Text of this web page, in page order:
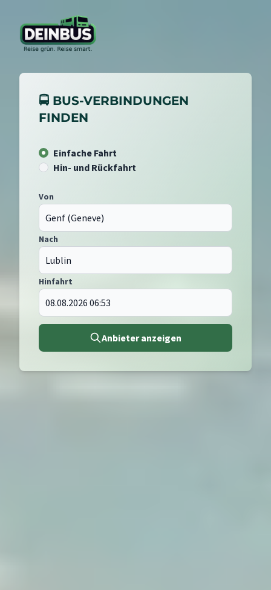
🚍 BUS-VERBINDUNGEN
FINDEN
Einfache Fahrt
Hin- und Rückfahrt
Von
Nach
Hinfahrt
Anbieter anzeigen